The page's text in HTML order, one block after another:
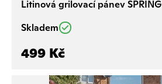
Litinová grilovací pánev SPRING
Skladem
499 Kč